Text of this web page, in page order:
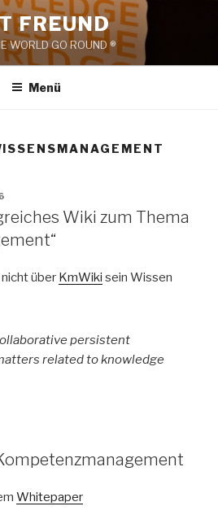
FREUND
WORLD GO ROUND ®
Menü
Wiki zum Thema
über KmWiki sein Wissen
persistent
related to knowledge
Whitepaper